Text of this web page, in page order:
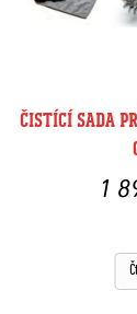
ČISTÍCÍ SADA
1